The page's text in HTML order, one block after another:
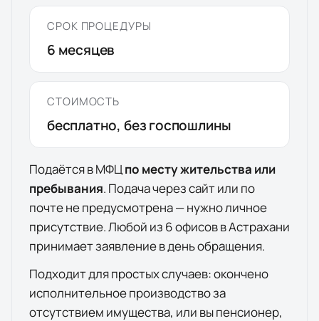
СРОК ПРОЦЕДУРЫ
6 месяцев
СТОИМОСТЬ
бесплатно, без госпошлины
Подаётся в МФЦпо месту жительства или
пребывания. Подача через сайт или по
почте не предусмотрена — нужно личное
присутствие. Любой из 6офисоввАстрахани
принимает заявление в день обращения.
Подходит для простых случаев: окончено
исполнительное производство за
отсутствием имущества, или вы пенсионер,